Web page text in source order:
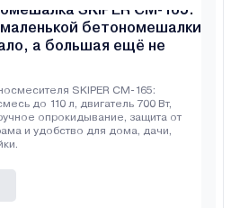
SKIPER CM-165:
маленькой бетономешалки
а большая ещё не
SKIPER CM-165:
до 110 л, двигатель 700 Вт,
опрокидывание, защита от
и удобство для дома, дачи,